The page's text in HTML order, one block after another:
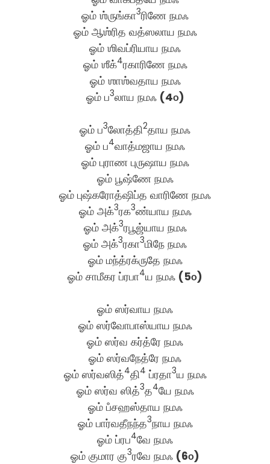
ஓம் ஶ்ருங்கா3ரிணே நமஃ
ஓம் ஆஶ்ரித வத்ஸலாய நமஃ
ஓம் ஶிவப்ரியாய நமஃ
ஓம் ஶீக்4ரகாரிணே நமஃ
ஓம் ஶாஶ்வதாய நமஃ
ஓம் ப3லாய நமஃ(4௦)
ஓம் ப3லோத்தி2தாய நமஃ
ஓம் ப4வாத்மஜாய நமஃ
ஓம் புராண புருஷாய நமஃ
ஓம் பூஷ்ணே நமஃ
ஓம் புஷ்கரோத்ஷிப்த வாரிணே நமஃ
ஓம் அக்3ரக3ண்யாய நமஃ
ஓம் அக்3ரபூஜ்யாய நமஃ
ஓம் அக்3ரகா3மிநே நமஃ
ஓம் மந்த்ரக்ருதே நமஃ
ஓம் சாமீகர ப்ரபா4ய நமஃ (5௦)
ஓம் ஸர்வாய நமஃ
ஓம் ஸர்வோபாஸ்யாய நமஃ
ஓம் ஸர்வ கர்த்ரே நமஃ
ஓம் ஸர்வநேத்ரே நமஃ
ஓம் ஸர்வஸித்4தி4 ப்ரதா3ய நமஃ
ஓம் ஸர்வ ஸித்3த4யே நமஃ
ஓம் பஂசஹஸ்தாய நமஃ
ஓம் பார்வதீநந்த3நாய நமஃ
ஓம் ப்ரப4வே நமஃ
ஓம் குமார கு3ரவே நமஃ (6௦)